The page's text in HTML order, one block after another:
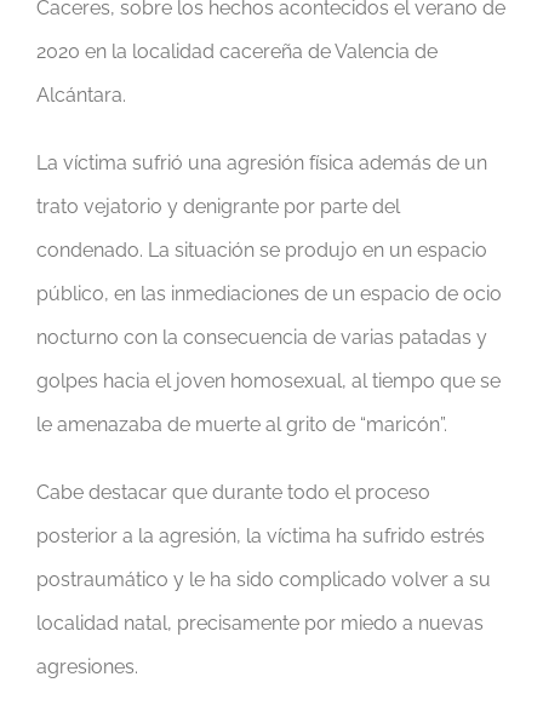
Caceres, sobre los hechos acontecidos el verano de
2020 en la localidad cacereña de Valencia de
Alcántara.
La víctima sufrió una agresión física además de un
trato vejatorio y denigrante por parte del
condenado. La situación se produjo en un espacio
público, en las inmediaciones de un espacio de ocio
nocturno con la consecuencia de varias patadas y
golpes hacia el joven homosexual, al tiempo que se
le amenazaba de muerte al grito de “maricón”.
Cabe destacar que durante todo el proceso
posterior a la agresión, la víctima ha sufrido estrés
postraumático y le ha sido complicado volver a su
localidad natal, precisamente por miedo a nuevas
agresiones.